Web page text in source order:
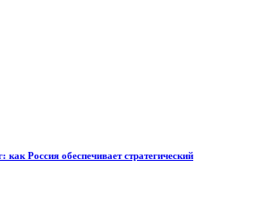
Россия обеспечивает стратегический